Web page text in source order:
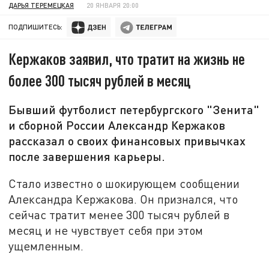
ДАРЬЯ ТЕРЕМЕЦКАЯ 20 ЯНВАРЯ 20:00
ПОДПИШИТЕСЬ:
Кержаков заявил, что тратит на жизнь не
более 300 тысяч рублей в месяц
Бывший футболист петербургского "Зенита"
и сборной России Александр Кержаков
рассказал о своих финансовых привычках
после завершения карьеры.
Стало известно о шокирующем сообщении
Александра Кержакова. Он признался, что
сейчас тратит менее 300 тысяч рублей в
месяц и не чувствует себя при этом
ущемленным.